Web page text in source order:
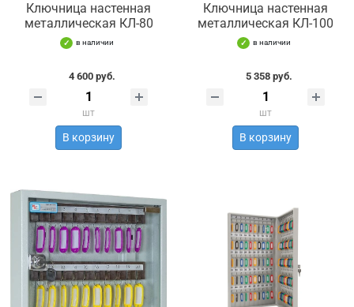
Ключница настенная
металлическая КЛ-80
в наличии
4 600 руб.
шт
В корзину
Ключница настенная
металлическая КЛ-100
в наличии
5 358 руб.
шт
В корзину